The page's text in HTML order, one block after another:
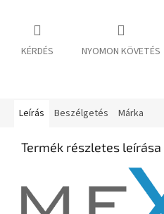
KÉRDÉS NYOMON KÖVETÉS
Leírás Beszélgetés Márka
Termék részletes leírása